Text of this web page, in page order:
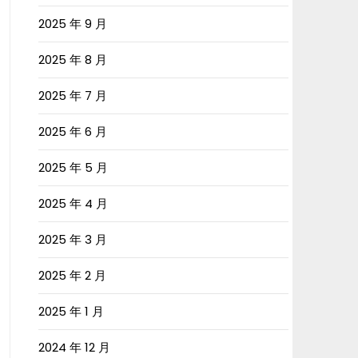
2025 年 9 月
2025 年 8 月
2025 年 7 月
2025 年 6 月
2025 年 5 月
2025 年 4 月
2025 年 3 月
2025 年 2 月
2025 年 1 月
2024 年 12 月